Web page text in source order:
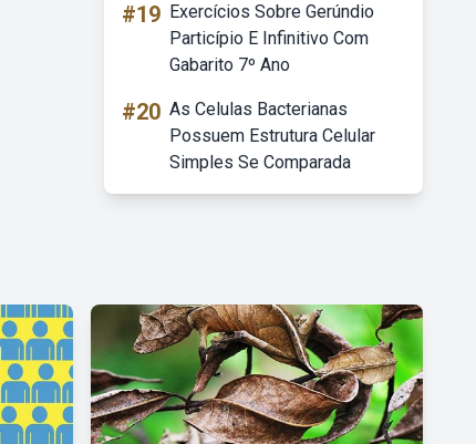
#19 Exercícios Sobre Gerúndio
Particípio E Infinitivo Com
Gabarito 7º Ano
#20 As Celulas Bacterianas
Possuem Estrutura Celular
Simples Se Comparada